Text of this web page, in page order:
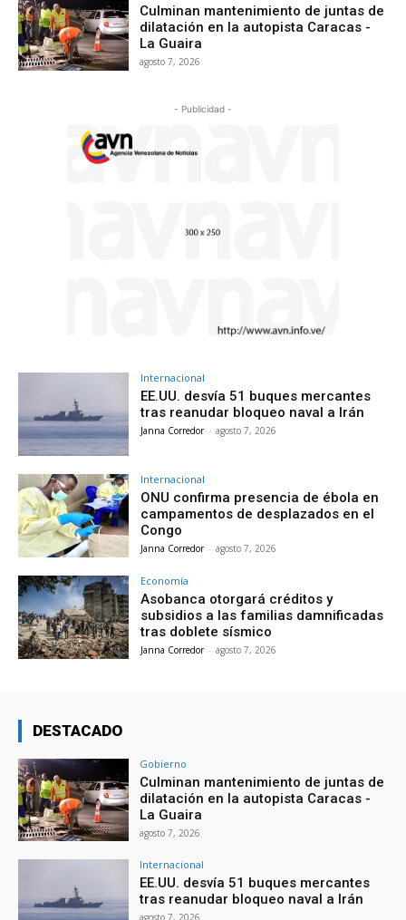
Culminan mantenimiento de juntas de
dilatación en la autopista Caracas -
La Guaira
agosto 7, 2026
- Publicidad -
Internacional
EE.UU. desvía 51 buques mercantes
tras reanudar bloqueo naval a Irán
Janna Corredor - agosto 7, 2026
Internacional
ONU confirma presencia de ébola en
campamentos de desplazados en el
Congo
Janna Corredor - agosto 7, 2026
Economía
Asobanca otorgará créditos y
subsidios a las familias damnificadas
tras doblete sísmico
Janna Corredor - agosto 7, 2026
DESTACADO
Gobierno
Culminan mantenimiento de juntas de
dilatación en la autopista Caracas -
La Guaira
agosto 7, 2026
Internacional
EE.UU. desvía 51 buques mercantes
tras reanudar bloqueo naval a Irán